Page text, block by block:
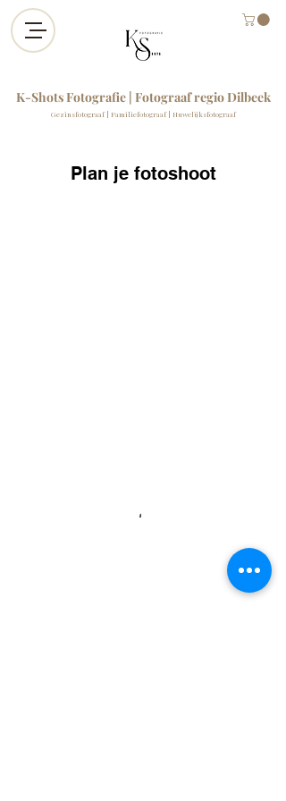
K-Shots Fotografie | Fotograaf regio Dilbeek
Gezinsfotograaf | Familiefotograaf | Huwelijksfotograaf
Plan je fotoshoot